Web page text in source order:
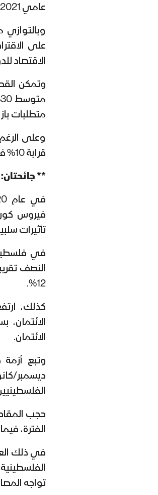
عامي 2021 و 2022.
على
الاقتصاد
وتمكن
متطلبات
وعلى
قرابة 10% في أولى سنوات الانتفاضة الثانية، إلى 4.2% حاليا.
**
فيروس
تأثيرات
12%.
كذلك،
الائتمان،
الائتمان.
ديسمبر/
حجب
الفترة،
في ذلك
تواجه